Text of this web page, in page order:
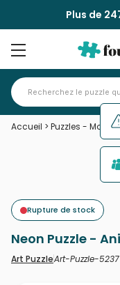
Plus de
Accueil > Puzzles -
Rupture de stock
Neon Puzzle -
Art PuzzleArt-Puzzle-5237